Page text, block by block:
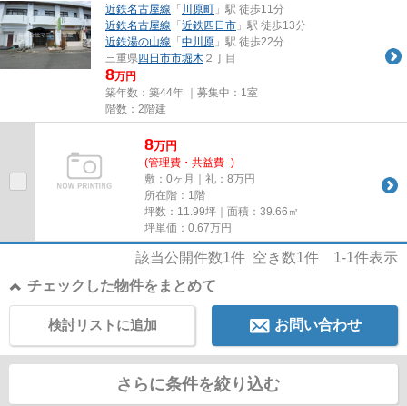
近鉄名古屋線 「 川原町 」駅 徒歩11分
近鉄名古屋線 「 近鉄四日市 」駅 徒歩13分
近鉄湯の山線 「 中川原 」駅 徒歩22分
三重県四日市市堀木 ２丁目
8万円
築年数：築44年 ｜募集中： 1室
階数：2階建
8万円
(管理費・共益費 -)
敷：0ヶ月｜礼：8万円
所在階：1階
坪数：11.99坪｜面積：39.66㎡
坪単価： 0.67万円
該当公開件数1件 空き数1件 1-1件表示
チェックした物件をまとめて
お問い合わせ
検討リストに追加
さらに条件を絞り込む